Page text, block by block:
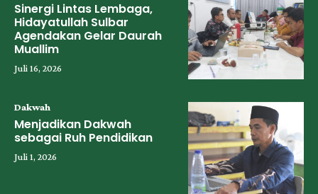
Sinergi Lintas Lembaga,
Hidayatullah Sulbar
Agendakan Gelar Daurah
Muallim
Juli 16, 2026
Dakwah
Menjadikan Dakwah
sebagai Ruh Pendidikan
Juli 1, 2026